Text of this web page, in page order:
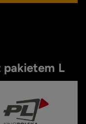
pakietem L